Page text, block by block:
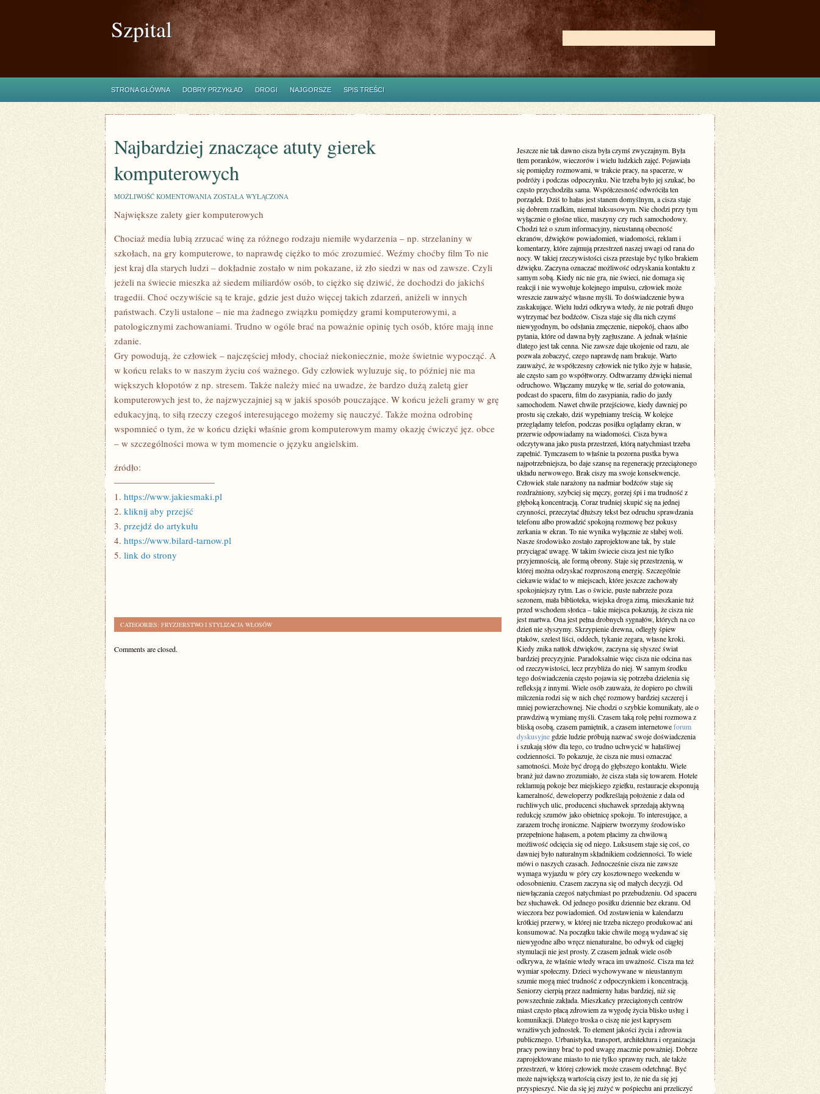
Szpital
STRONA GŁÓWNA DOBRY PRZYKŁAD DROGI NAJGORSZE SPIS TREŚCI
Najbardziej znaczące atuty gierek
komputerowych
MOŻLIWOŚĆ KOMENTOWANIA NAJBARDZIEJ
ATUTY
ZOSTAŁA WYŁĄCZONA
Największe zalety gier komputerowych
Chociaż media lubią zrzucać winę za różnego rodzaju niemiłe wydarzenia – np. strzelaniny w
szkołach, na gry komputerowe, to naprawdę ciężko to móc zrozumieć. Weźmy choćby film To nie
jest kraj dla starych ludzi – dokładnie zostało w nim pokazane, iż zło siedzi w nas od zawsze. Czyli
jeżeli na świecie mieszka aż siedem miliardów osób, to ciężko się dziwić, że dochodzi do jakichś
tragedii. Choć oczywiście są te kraje, gdzie jest dużo więcej takich zdarzeń, aniżeli w innych
państwach. Czyli ustalone – nie ma żadnego związku pomiędzy grami komputerowymi, a
patologicznymi zachowaniami. Trudno w ogóle brać na poważnie opinię tych osób, które mają inne
zdanie.
Gry powodują, że człowiek – najczęściej młody, chociaż niekoniecznie, może świetnie wypocząć. A
w końcu relaks to w naszym życiu coś ważnego. Gdy człowiek wyluzuje się, to później nie ma
większych kłopotów z np. stresem. Także należy mieć na uwadze, że bardzo dużą zaletą gier
komputerowych jest to, że najzwyczajniej są w jakiś sposób pouczające. W końcu jeżeli gramy w grę
edukacyjną, to siłą rzeczy czegoś interesującego możemy się nauczyć. Także można odrobinę
wspomnieć o tym, że w końcu dzięki właśnie grom komputerowym mamy okazję ćwiczyć jęz. obce
– w szczególności mowa w tym momencie o języku angielskim.
źródło:
———————————
1. https://www.jakiesmaki.pl
2. kliknij aby przejść
3. przejdź do artykułu
4. https://www.bilard-tarnow.pl
5. link do strony
CATEGORIES: FRYZJERSTWO I STYLIZACJA WŁOSÓW
Comments are closed.
Jeszcze nie tak dawno cisza była czymś zwyczajnym. Była
tłem poranków, wieczorów i wielu ludzkich zajęć. Pojawiała
się pomiędzy rozmowami, w trakcie pracy, na spacerze, w
podróży i podczas odpoczynku. Nie trzeba było jej szukać, bo
często przychodziła sama. Współczesność odwróciła ten
porządek. Dziś to hałas jest stanem domyślnym, a cisza staje
się dobrem rzadkim, niemal luksusowym. Nie chodzi przy tym
wyłącznie o głośne ulice, maszyny czy ruch samochodowy.
Chodzi też o szum informacyjny, nieustanną obecność
ekranów, dźwięków powiadomień, wiadomości, reklam i
komentarzy, które zajmują przestrzeń naszej uwagi od rana do
nocy. W takiej rzeczywistości cisza przestaje być tylko brakiem
dźwięku. Zaczyna oznaczać możliwość odzyskania kontaktu z
samym sobą. Kiedy nic nie gra, nie świeci, nie domaga się
reakcji i nie wywołuje kolejnego impulsu, człowiek może
wreszcie zauważyć własne myśli. To doświadczenie bywa
zaskakujące. Wielu ludzi odkrywa wtedy, że nie potrafi długo
wytrzymać bez bodźców. Cisza staje się dla nich czymś
niewygodnym, bo odsłania zmęczenie, niepokój, chaos albo
pytania, które od dawna były zagłuszane. A jednak właśnie
dlatego jest tak cenna. Nie zawsze daje ukojenie od razu, ale
pozwala zobaczyć, czego naprawdę nam brakuje. Warto
zauważyć, że współczesny człowiek nie tylko żyje w hałasie,
ale często sam go współtworzy. Odtwarzamy dźwięki niemal
odruchowo. Włączamy muzykę w tle, serial do gotowania,
podcast do spaceru, film do zasypiania, radio do jazdy
samochodem. Nawet chwile przejściowe, kiedy dawniej po
prostu się czekało, dziś wypełniamy treścią. W kolejce
przeglądamy telefon, podczas posiłku oglądamy ekran, w
przerwie odpowiadamy na wiadomości. Cisza bywa
odczytywana jako pusta przestrzeń, którą natychmiast trzeba
zapełnić. Tymczasem to właśnie ta pozorna pustka bywa
najpotrzebniejsza, bo daje szansę na regenerację przeciążonego
układu nerwowego. Brak ciszy ma swoje konsekwencje.
Człowiek stale narażony na nadmiar bodźców staje się
rozdrażniony, szybciej się męczy, gorzej śpi i ma trudność z
głęboką koncentracją. Coraz trudniej skupić się na jednej
czynności, przeczytać dłuższy tekst bez odruchu sprawdzania
telefonu albo prowadzić spokojną rozmowę bez pokusy
zerkania w ekran. To nie wynika wyłącznie ze słabej woli.
Nasze środowisko zostało zaprojektowane tak, by stale
przyciągać uwagę. W takim świecie cisza jest nie tylko
przyjemnością, ale formą obrony. Staje się przestrzenią, w
której można odzyskać rozproszoną energię. Szczególnie
ciekawie widać to w miejscach, które jeszcze zachowały
spokojniejszy rytm. Las o świcie, puste nabrzeże poza
sezonem, mała biblioteka, wiejska droga zimą, mieszkanie tuż
przed wschodem słońca – takie miejsca pokazują, że cisza nie
jest martwa. Ona jest pełna drobnych sygnałów, których na co
dzień nie słyszymy. Skrzypienie drewna, odległy śpiew
ptaków, szelest liści, oddech, tykanie zegara, własne kroki.
Kiedy znika natłok dźwięków, zaczyna się słyszeć świat
bardziej precyzyjnie. Paradoksalnie więc cisza nie odcina nas
od rzeczywistości, lecz przybliża do niej. W samym środku
tego doświadczenia często pojawia się potrzeba dzielenia się
refleksją z innymi. Wiele osób zauważa, że dopiero po chwili
milczenia rodzi się w nich chęć rozmowy bardziej szczerej i
mniej powierzchownej. Nie chodzi o szybkie komunikaty, ale o
prawdziwą wymianę myśli. Czasem taką rolę pełni rozmowa z
bliską osobą, czasem pamiętnik, a czasem internetoweforum
dyskusyjne gdzie ludzie próbują nazwać swoje doświadczenia
i szukają słów dla tego, co trudno uchwycić w hałaśliwej
codzienności. To pokazuje, że cisza nie musi oznaczać
samotności. Może być drogą do głębszego kontaktu. Wiele
branż już dawno zrozumiało, że cisza stała się towarem. Hotele
reklamują pokoje bez miejskiego zgiełku, restauracje eksponują
kameralność, deweloperzy podkreślają położenie z dala od
ruchliwych ulic, producenci słuchawek sprzedają aktywną
redukcję szumów jako obietnicę spokoju. To interesujące, a
zarazem trochę ironiczne. Najpierw tworzymy środowisko
przepełnione hałasem, a potem płacimy za chwilową
możliwość odcięcia się od niego. Luksusem staje się coś, co
dawniej było naturalnym składnikiem codzienności. To wiele
mówi o naszych czasach. Jednocześnie cisza nie zawsze
wymaga wyjazdu w góry czy kosztownego weekendu w
odosobnieniu. Czasem zaczyna się od małych decyzji. Od
niewłączania czegoś natychmiast po przebudzeniu. Od spaceru
bez słuchawek. Od jednego posiłku dziennie bez ekranu. Od
wieczora bez powiadomień. Od zostawienia w kalendarzu
krótkiej przerwy, w której nie trzeba niczego produkować ani
konsumować. Na początku takie chwile mogą wydawać się
niewygodne albo wręcz nienaturalne, bo odwyk od ciągłej
stymulacji nie jest prosty. Z czasem jednak wiele osób
odkrywa, że właśnie wtedy wraca im uważność. Cisza ma też
wymiar społeczny. Dzieci wychowywane w nieustannym
szumie mogą mieć trudność z odpoczynkiem i koncentracją.
Seniorzy cierpią przez nadmierny hałas bardziej, niż się
powszechnie zakłada. Mieszkańcy przeciążonych centrów
miast często płacą zdrowiem za wygodę życia blisko usług i
komunikacji. Dlatego troska o ciszę nie jest kaprysem
wrażliwych jednostek. To element jakości życia i zdrowia
publicznego. Urbanistyka, transport, architektura i organizacja
pracy powinny brać to pod uwagę znacznie poważniej. Dobrze
zaprojektowane miasto to nie tylko sprawny ruch, ale także
przestrzeń, w której człowiek może czasem odetchnąć. Być
może największą wartością ciszy jest to, że nie da się jej
przyspieszyć. Nie da się jej zużyć w pośpiechu ani przeliczyć